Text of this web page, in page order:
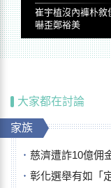
崔宇植沒內褲朴敘
嚇歪鄭裕美
大家都在討論
家族
慈濟遭詐10億佣金！
彰化選舉有如「定